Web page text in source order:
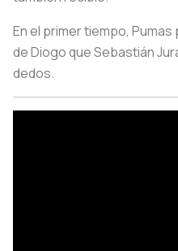
En el primer tiempo,
de Diogo que Sebastián
dedos.